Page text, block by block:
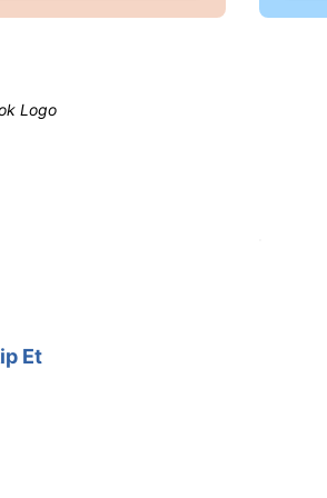
bilgilerinde hatalar bulunuyor.
Et